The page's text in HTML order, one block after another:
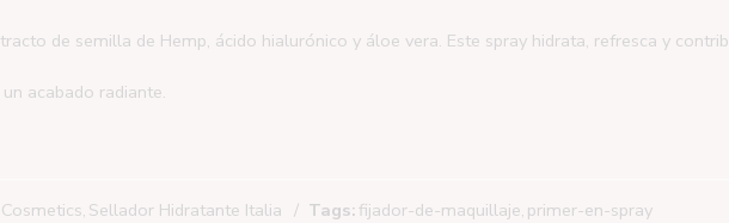
de semilla de Hemp, ácido hialurónico y áloe vera. Este spray hidrata, refresca y
acabado radiante.
, Sellador Hidratante Italia Tags:fijador-de-maquillaje, primer-en-spray